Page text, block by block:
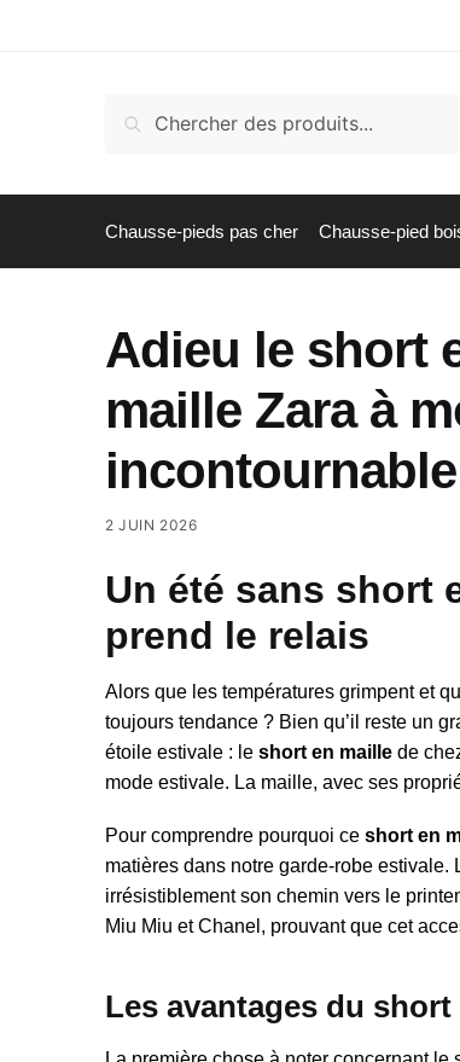
pour :
Recherche
Chausse-pieds pas cher Chausse-pied
Adieu le short
maille Zara à
incontournable
2 JUIN 2026
Un été sans short
prend le relais
Alors que les températures grimpent et
toujours tendance ? Bien qu’il reste un
étoile estivale : le short en maille de
mode estivale. La maille, avec ses
Pour comprendre pourquoi ce short en
matières dans notre garde-robe estivale.
irrésistiblement son chemin vers le
Miu Miu et Chanel, prouvant que cet
Les avantages du